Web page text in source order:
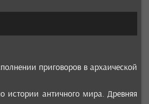
приговоров в архаической
истории античного мира. Древняя